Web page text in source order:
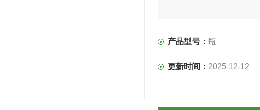
产品型号：瓶
更新时间： 2025-12-12